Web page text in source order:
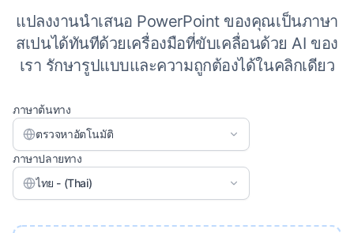
แปลงงานนำเสนอ PowerPoint ของคุณเป็นภาษา
สเปนได้ทันทีด้วยเครื่องมือที่ขับเคลื่อนด้วย AI ของ
เรา รักษารูปแบบและความถูกต้องได้ในคลิกเดียว
ภาษาต้นทาง
ตรวจหาอัตโนมัติ
ภาษาปลายทาง
ไทย - (Thai)